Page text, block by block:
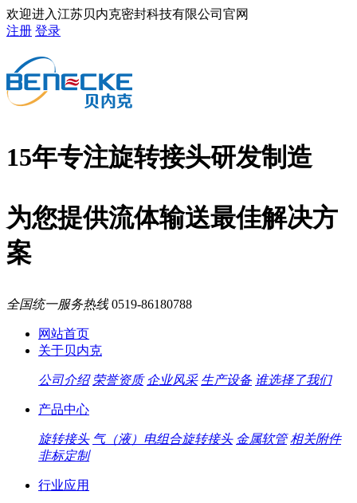
欢迎进入江苏贝内克密封科技有限公司官网
注册 登录
15年专注旋转接头研发制造
为您提供流体输送最佳解决方
案
全国统一服务热线0519-86180788
网站首页
关于贝内克
公司介绍 荣誉资质 企业风采 生产设备 谁选择了我们
产品中心
旋转接头 气（液）电组合旋转接头 金属软管 相关附件
非标定制
行业应用